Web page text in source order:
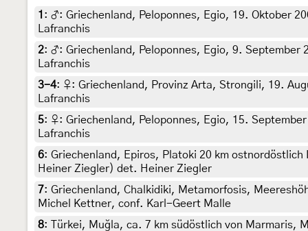
1 : ♂: Griechenland, Peloponnes, Egio, 19. Oktober
Lafranchis
2: ♂: Griechenland, Peloponnes, Egio, 9.
Lafranchis
3-4: ♀: Griechenland, Provinz Arta, Strongili, 19.
Lafranchis
5: ♀: Griechenland, Peloponnes, Egio, 15.
Lafranchis
6: Griechenland, Epiros, Platoki 20 km
Heiner Ziegler) det. Heiner Ziegler
7: Griechenland, Chalkidiki, Metamorfosis,
Michel Kettner, conf. Karl-Geert Malle
8:
Türkei, Muğla, ca. 7 km südöstlich von Marmaris,